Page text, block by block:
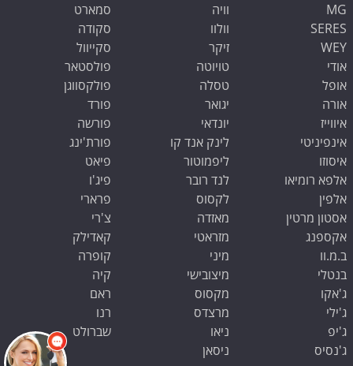
MG
SERES
WEY
אודי
אופל
אורה
איווייז
אינפיניטי
איסוזו
אלפא רומיאו
אלפין
אסטון מרטין
אקספנג
ב.מ.וו
בנטלי
ג'אקו
ג'ילי
ג'יפ
ג'נסיס
וויה
וולוו
זיקר
טויוטה
טסלה
יגואר
יונדאי
לינק אנד קו
ליפמוטור
לנד רובר
לקסוס
מאזדה
מזראטי
מיני
מיצובישי
מקסוס
מרצדס
ניאו
ניסאן
סמארט
סקודה
סקייוול
פולסטאר
פולקסווגן
פורד
פורשה
פורת'ינג
פיאט
פיג'ו
פרארי
צ'רי
קאדילק
קופרה
קיה
ראם
רנו
שברולט